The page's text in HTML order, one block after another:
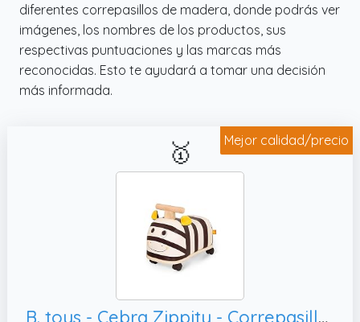
diferentes correpasillos de madera, donde podrás ver
imágenes, los nombres de los productos, sus
respectivas puntuaciones y las marcas más
reconocidas. Esto te ayudará a tomar una decisión
más informada.
Mejor calidad/precio
🥇
B. toys - Cebra Zippity - Correpasillos Cebra - Juguete correpasillos para niños pequeños - Asiento blando - Juguete de madera - 18 meses+